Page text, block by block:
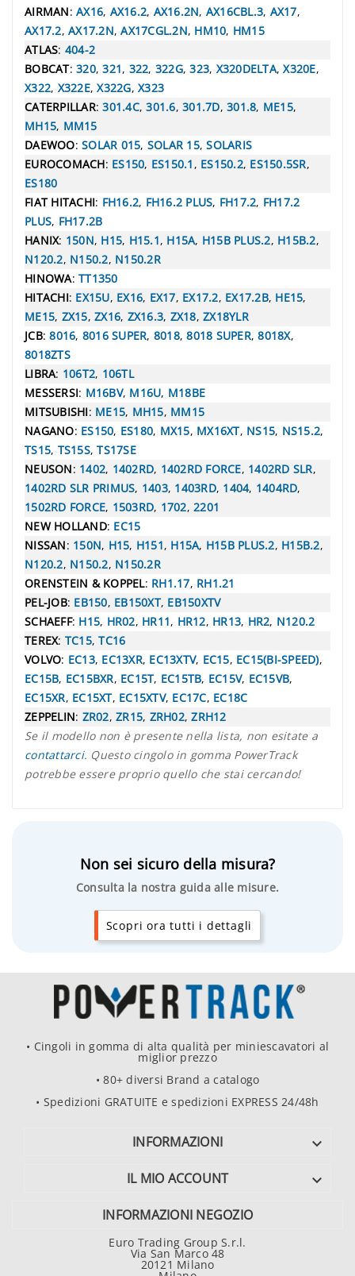
AIRMAN: AX16, AX16.2, AX16.2N, AX16CBL.3, AX17,
AX17.2, AX17.2N,AX17CGL.2N, HM10, HM15
ATLAS: 404-2
BOBCAT: 320,321, 322, 322G,323, X320DELTA,X320E,
X322, X322E,X322G, X323
CATERPILLAR:301.4C,301.6, 301.7D, 301.8, ME15,
MH15, MM15
DAEWOO: SOLAR 015, SOLAR 15,SOLARIS
EUROCOMACH: ES150, ES150.1 , ES150.2, ES150.5SR,
ES180
FIAT HITACHI: FH16.2, FH16.2 PLUS, FH17.2, FH17.2
PLUS, FH17.2B
HANIX: 150N, H15, H15.1, H15A, H15B PLUS.2, H15B.2,
N120.2, N150.2, N150.2R
HINOWA: TT1350
HITACHI: EX15U, EX16, EX17, EX17.2, EX17.2B, HE15,
ME15, ZX15, ZX16, ZX16.3, ZX18, ZX18YLR
JCB:8016, 8016 SUPER, 8018,8018 SUPER,8018X,
8018ZTS
LIBRA: 106T2, 106TL
MESSERSI: M16BV, M16U, M18BE
MITSUBISHI: ME15, MH15, MM15
NAGANO: ES150, ES180, MX15, MX16XT, NS15, NS15.2,
TS15, TS15S,TS17SE
NEUSON: 1402, 1402RD, 1402RD FORCE, 1402RD SLR,
1402RD SLR PRIMUS, 1403, 1403RD, 1404, 1404RD,
1502RD FORCE, 1503RD, 1702, 2201
NEW HOLLAND: EC15
NISSAN: 150N, H15, H151, H15A, H15B PLUS.2, H15B.2,
N120.2, N150.2, N150.2R
ORENSTEIN & KOPPEL: RH1.17, RH1.21
PEL-JOB: EB150, EB150XT, EB150XTV
SCHAEFF: H15, HR02, HR11, HR12, HR13, HR2, N120.2
TEREX: TC15,TC16
VOLVO: EC13, EC13XR, EC13XTV, EC15, EC15(BI-SPEED),
EC15B, EC15BXR, EC15T, EC15TB, EC15V, EC15VB,
EC15XR, EC15XT, EC15XTV, EC17C, EC18C
ZEPPELIN: ZR02, ZR15, ZRH02,ZRH12
Se il modello non è presente nella lista, non esitate a
contattarci. Questo cingolo in gomma PowerTrack
potrebbe essere proprio quello che stai cercando!
Non sei sicuro della misura?
Consulta la nostra guida alle misure.
Scopri ora tutti i dettagli
• Cingoli in gomma di alta qualità per miniescavatori al
miglior prezzo
• 80+ diversi Brand a catalogo
• Spedizioni GRATUITE e spedizioni EXPRESS 24/48h
INFORMAZIONI 
IL MIO ACCOUNT 
INFORMAZIONI NEGOZIO
Euro Trading Group S.r.l.
Via San Marco 48
20121 Milano